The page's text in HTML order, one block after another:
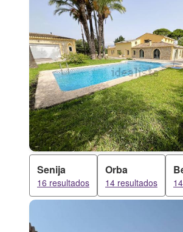
Senija
16 resultados
Orba
14 resultados